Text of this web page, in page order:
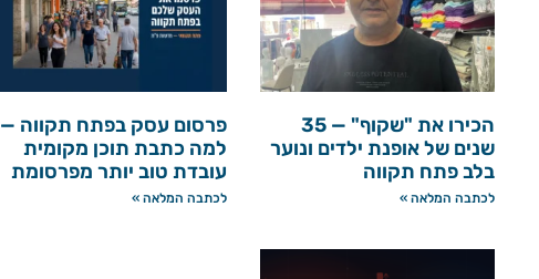
הכירו את "שקוף" — 35
שנים של אופנת ילדים ונוער
בלב פתח תקווה
לכתבה המלאה »
פרסום עסק בפתח תקווה —
למה כתבת תוכן מקומית
עובדת טוב יותר מפרסומת
לכתבה המלאה »